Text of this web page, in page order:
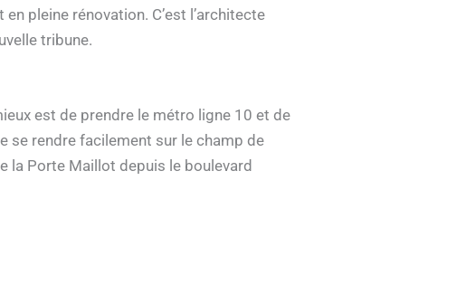
pleine rénovation. C’est l’architecte
tribune.
est de prendre le métro ligne 10 et de
se rendre facilement sur le champ de
la Porte Maillot depuis le boulevard